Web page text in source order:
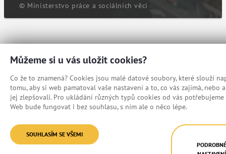
© Ministerstvo práce a sociálních věcí
Můžeme si u vás uložit cookies?
Co že to znamená? Cookies jsou malé datové soubory, které slouží
tomu, aby si web pamatoval vaše nastavení a to, co vás zajímá, nebo
jej zlepšovali. Pro ukládání různých typů cookies od vás potřebujeme
Web bude fungovat i bez souhlasu, s ním ale o něco lépe.
SOUHLASÍM SE VŠEMI